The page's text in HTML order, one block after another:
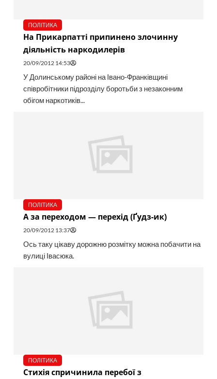
ПОЛІТИКА
На Прикарпатті припинено злочинну
діяльність наркодилерів
20/09/2012 14:53
У Долинському районі на Івано-Франківщині
співробітники підрозділу боротьби з незаконним
обігом наркотиків...
ПОЛІТИКА
А за переходом — перехід (Ґудз-ик)
20/09/2012 13:37
Ось таку цікаву дорожню розмітку можна побачити на
вулиці Івасюка.
ПОЛІТИКА
Стихія спричинила перебої з